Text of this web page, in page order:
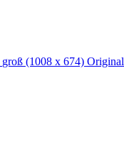
groß (1008 x 674) Original